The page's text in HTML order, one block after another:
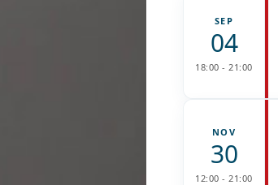
SEP
04
18:00 - 21:00
NOV
30
12:00 - 21:00